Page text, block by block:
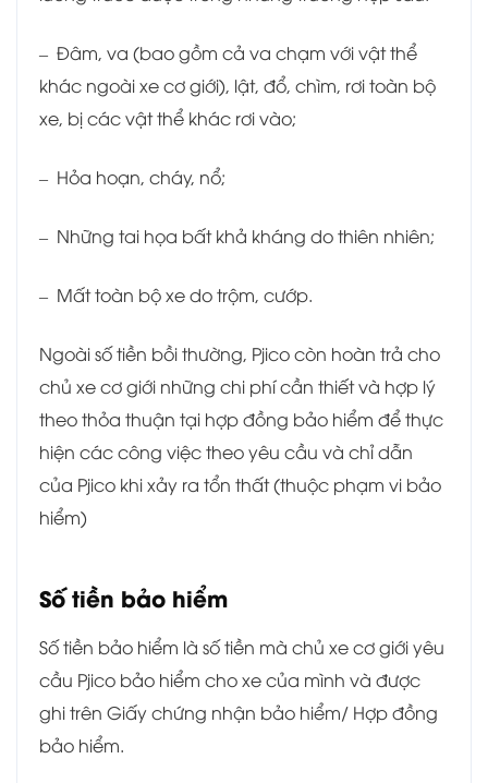
– Đâm, va (bao gồm cả va chạm với vật thể
khác ngoài xe cơ giới), lật, đổ, chìm, rơi toàn bộ
xe, bị các vật thể khác rơi vào;
– Hỏa hoạn, cháy, nổ;
– Những tai họa bất khả kháng do thiên nhiên;
– Mất toàn bộ xe do trộm, cướp.
Ngoài số tiền bồi thường, Pjico còn hoàn trả cho
chủ xe cơ giới những chi phí cần thiết và hợp lý
theo thỏa thuận tại hợp đồng bảo hiểm để thực
hiện các công việc theo yêu cầu và chỉ dẫn
của Pjico khi xảy ra tổn thất (thuộc phạm vi bảo
hiểm)
Số tiền bảo hiểm
Số tiền bảo hiểm là số tiền mà chủ xe cơ giới yêu
cầu Pjico bảo hiểm cho xe của mình và được
ghi trên Giấy chứng nhận bảo hiểm/ Hợp đồng
bảo hiểm.